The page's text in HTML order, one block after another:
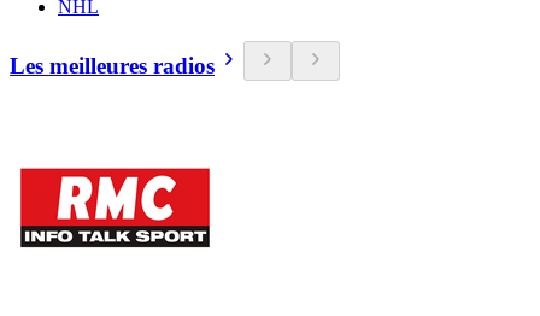
NHL
Les meilleures radios